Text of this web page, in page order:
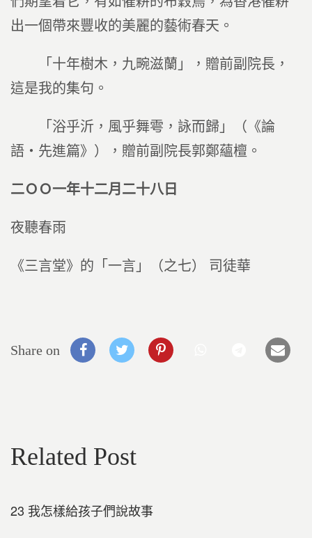
出一個帶來豐收的美麗的藝術春天。
「十年樹木，九畹滋蘭」，贈前副院長，
這是我的集句。
「浴乎沂，風乎舞雩，詠而歸」（《論
語‧先進篇》），贈前副院長郭鄭蘊檀。
二ＯＯ一年十二月二十八日
夜聽春雨
《三言堂》的「一言」（之七） 司徒華
Share on
Related Post
23 我怎樣給孩子們說故事